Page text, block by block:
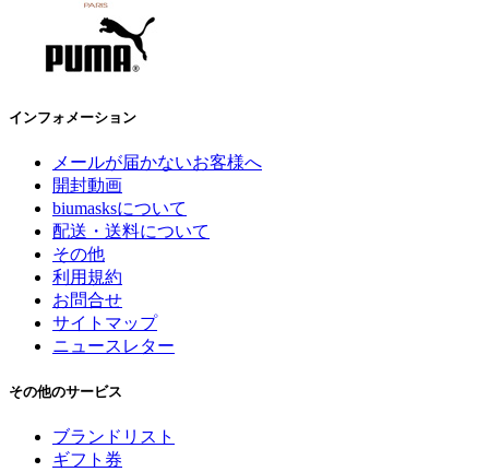
インフォメーション
メールが届かないお客様へ
開封動画
biumasksについて
配送・送料について
その他
利用規約
お問合せ
サイトマップ
ニュースレター
その他のサービス
ブランドリスト
ギフト券